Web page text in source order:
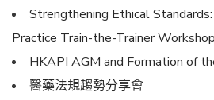
Strengthening Ethical
Practice Train-the-Trainer Workshop
HKAPI AGM and Formation of
醫藥法規趨勢分享會